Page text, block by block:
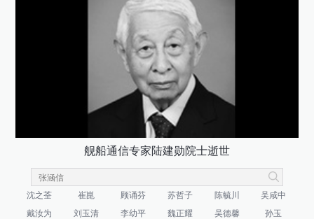
舰船通信专家陆建勋院士逝世
沈之荃 崔崑 顾诵芬 苏哲子 陈毓川
吴咸中
戴汝为
刘玉清 李幼平 魏正耀 吴德馨 孙玉